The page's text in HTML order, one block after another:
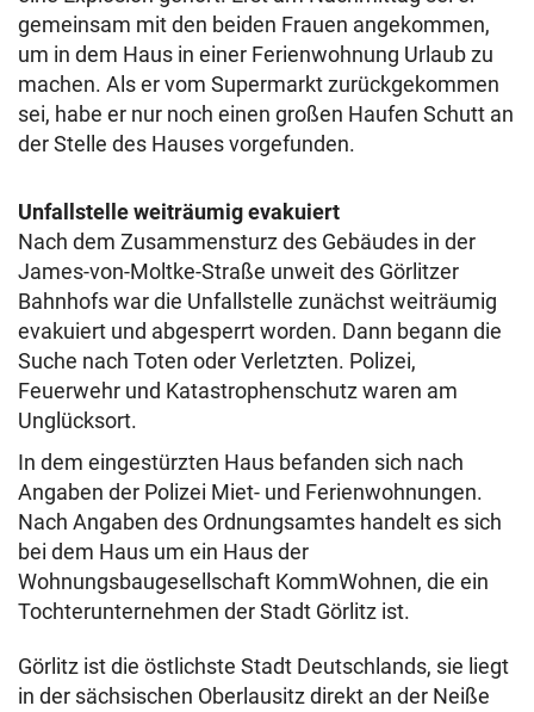
gemeinsam mit den beiden Frauen angekommen,
um in dem Haus in einer Ferienwohnung Urlaub zu
machen. Als er vom Supermarkt zurückgekommen
sei, habe er nur noch einen großen Haufen Schutt an
der Stelle des Hauses vorgefunden.
Unfallstelle weiträumig evakuiert
Nach dem Zusammensturz des Gebäudes in der
James-von-Moltke-Straße unweit des Görlitzer
Bahnhofs war die Unfallstelle zunächst weiträumig
evakuiert und abgesperrt worden. Dann begann die
Suche nach Toten oder Verletzten. Polizei,
Feuerwehr und Katastrophenschutz waren am
Unglücksort.
In dem eingestürzten Haus befanden sich nach
Angaben der Polizei Miet- und Ferienwohnungen.
Nach Angaben des Ordnungsamtes handelt es sich
bei dem Haus um ein Haus der
Wohnungsbaugesellschaft KommWohnen, die ein
Tochterunternehmen der Stadt Görlitz ist.
Görlitz ist die östlichste Stadt Deutschlands, sie liegt
in der sächsischen Oberlausitz direkt an der Neiße